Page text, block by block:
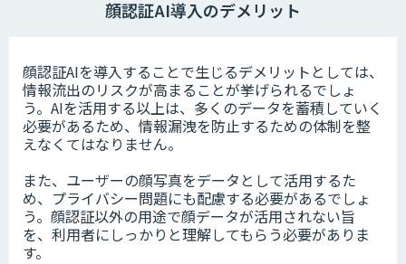
顔認証AI導入のデメリット
顔認証AIを導入することで生じるデメリットとしては、
情報流出のリスクが高まることが挙げられるでしょ
う。AIを活用する以上は、多くのデータを蓄積していく
必要があるため、情報漏洩を防止するための体制を整
えなくてはなりません。
また、ユーザーの顔写真をデータとして活用するた
め、プライバシー問題にも配慮する必要があるでしょ
う。顔認証以外の用途で顔データが活用されない旨
を、利用者にしっかりと理解してもらう必要がありま
す。